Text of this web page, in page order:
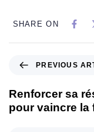
SHARE ON
PREVIOUS
Renforcer sa
pour vaincre la